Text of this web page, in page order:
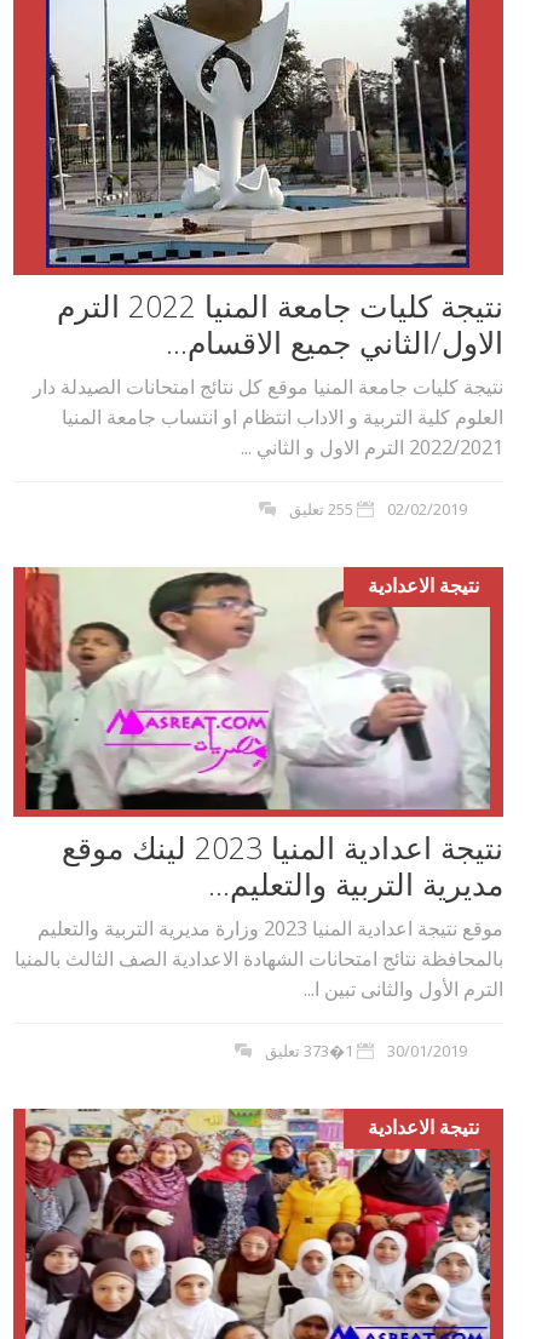
نتيجة كليات جامعة المنيا 2022 الترم
الاول/الثاني جميع الاقسام...
نتيجة كليات جامعة المنيا موقع كل نتائج امتحانات الصيدلة دار
العلوم كلية التربية و الاداب انتظام او انتساب جامعة المنيا
2022/2021 الترم الاول و الثاني ...
02/02/2019 255 تعليق
نتيجة الاعدادية
نتيجة اعدادية المنيا 2023 لينك موقع
مديرية التربية والتعليم...
موقع نتيجة اعدادية المنيا 2023 وزارة مديرية التربية والتعليم
بالمحافظة نتائج امتحانات الشهادة الاعدادية الصف الثالث بالمنيا
الترم الأول والثانى تبين ا...
30/01/2019 1�373 تعليق
نتيجة الاعدادية